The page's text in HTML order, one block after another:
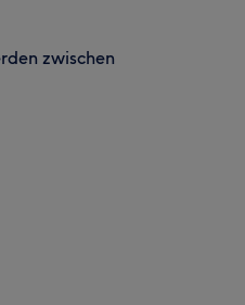
zwischen